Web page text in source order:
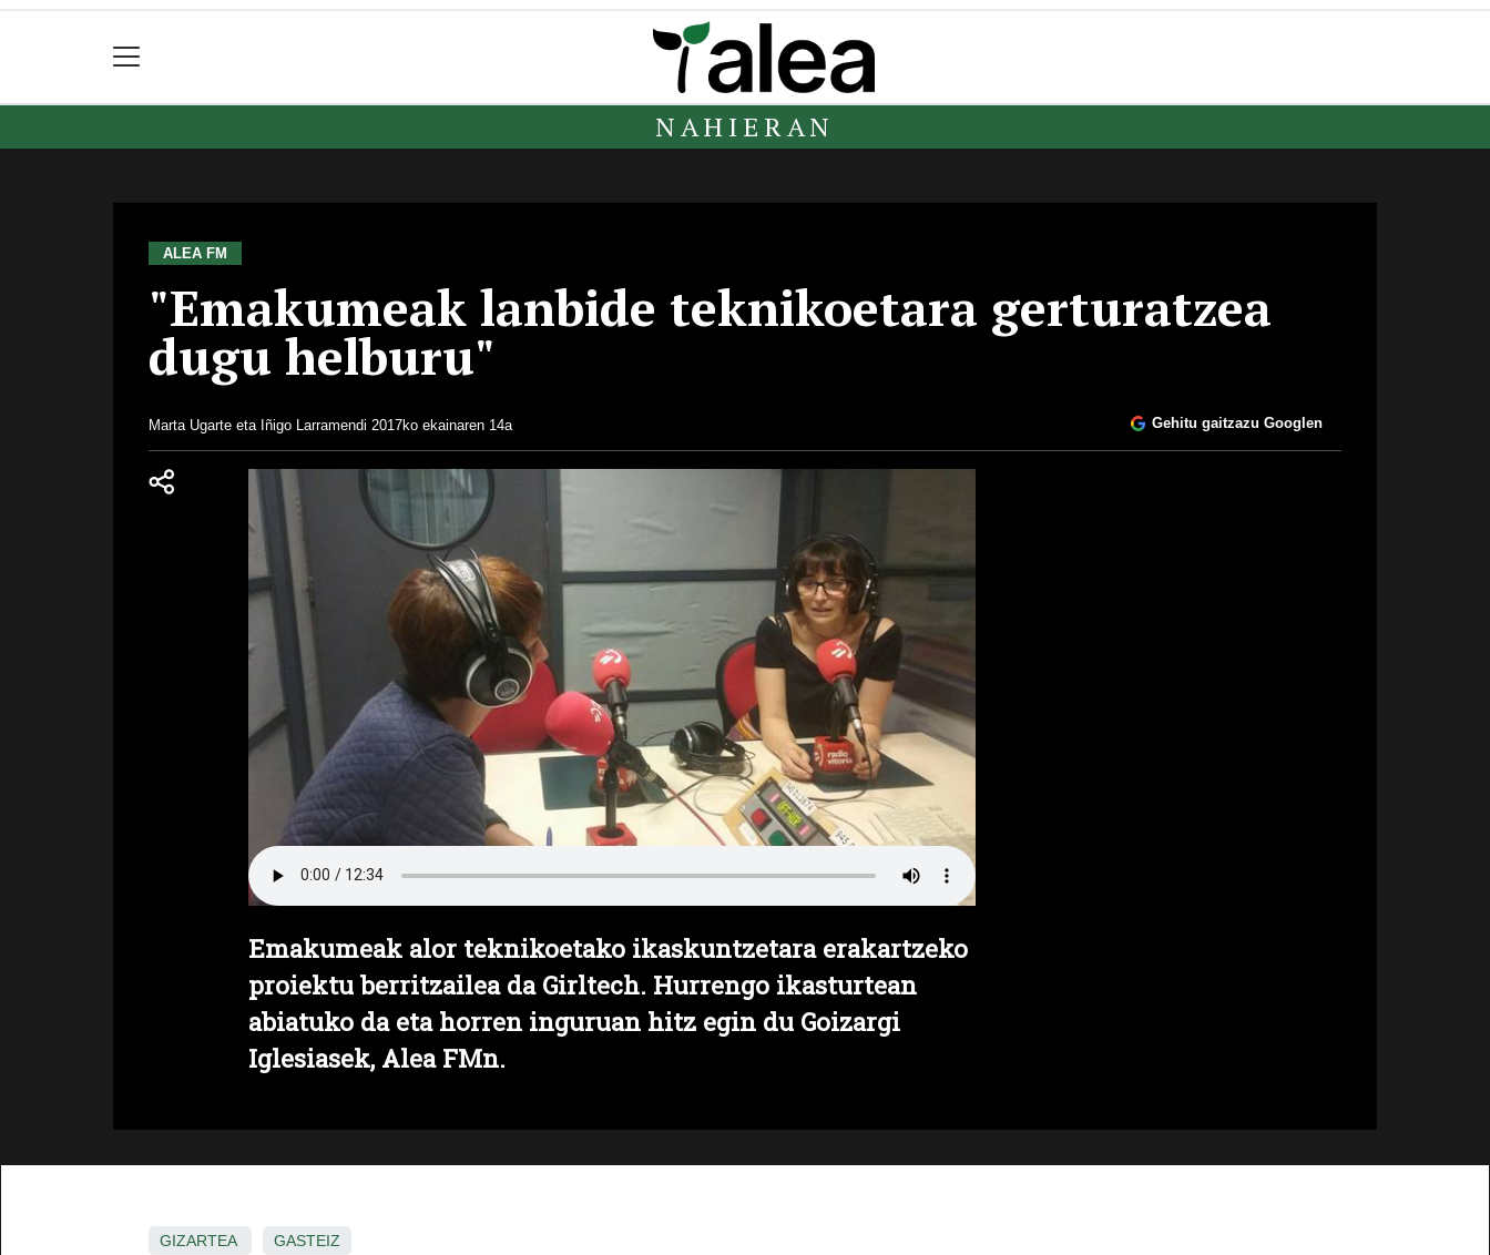
NAHIERAN
ALEA FM
"Emakumeak lanbide teknikoetara gerturatzea
dugu helburu"
Marta Ugarte eta Iñigo Larramendi 2017ko ekainaren 14a Gehitu gaitzazu Googlen
Emakumeak alor teknikoetako ikaskuntzetara erakartzeko
proiektu berritzailea da Girltech. Hurrengo ikasturtean
abiatuko da eta horren inguruan hitz egin du Goizargi
Iglesiasek, Alea FMn.
GIZARTEA GASTEIZ